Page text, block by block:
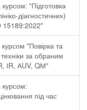
"Підготовка
діагностичних)
15189:2022"
"Повірка та
за обраним
ІR, АUV, QМ"
курсом:
під час